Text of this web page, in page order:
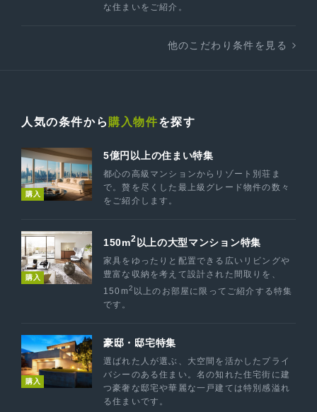
な住まいをご紹介。
他のこだわり条件を見る
人気の条件から 購入物件を探す
購入
5億円以上の住まい特集
都心の高級マンションからリゾート別荘ま
で。贅を尽くした最上級グレード物件の数々
をご紹介します。
購入
150m2 以上の大型マンション特集
家具をゆったりと配置できる広いリビングや
豊富な収納を考えて設計された間取りを、
150m2 以上のお部屋に限ってご紹介する特集
です。
購入
豪邸・邸宅特集
選ばれた人が選ぶ、大空間を活かしたプライ
バシーのある住まい。名の知れた住宅街に建
つ豪奢な邸宅や華麗な一戸建ては特別感溢れ
る住まいです。